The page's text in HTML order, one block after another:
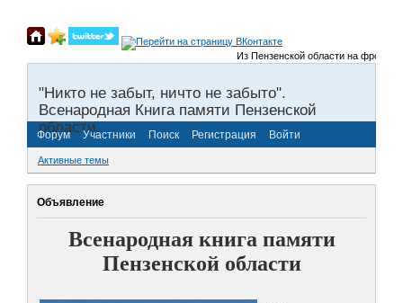
Из Пензенской области на фронты
"Никто не забыт, ничто не забыто".
Всенародная Книга памяти Пензенской
области.
Форум Участники Поиск Регистрация Войти
Активные темы
Объявление
Всенародная книга памяти
Пензенской области